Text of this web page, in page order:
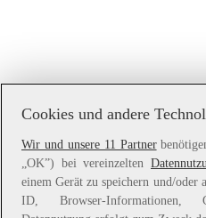
Application error: aclient-side
loadingwww.witt-weiden.at
Cookies und andere
Wir und unsere 11 Partner
„OK”) bei vereinzelten
einem Gerät zu speichern und/oder
ID, Browser-Informationen,